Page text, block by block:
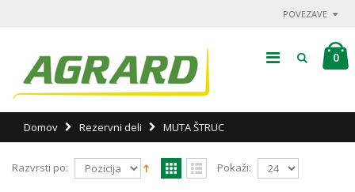
POVEZAVE
0
Domov Rezervni deli MUTA ŠTRUC
Razvrsti po: Pokaži: